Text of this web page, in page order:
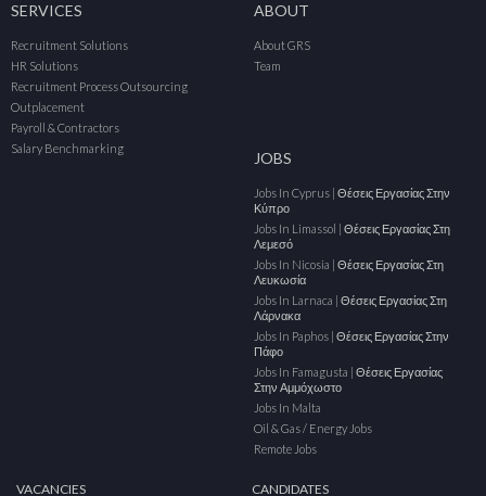
SERVICES
Recruitment Solutions
HR Solutions
Recruitment Process Outsourcing
Outplacement
Payroll & Contractors
Salary Benchmarking
ABOUT
About GRS
Team
JOBS
Jobs In Cyprus | Θέσεις Εργασίας Στην
Κύπρο
Jobs In Limassol | Θέσεις Εργασίας Στη
Λεμεσό
Jobs In Nicosia | Θέσεις Εργασίας Στη
Λευκωσία
Jobs In Larnaca | Θέσεις Εργασίας Στη
Λάρνακα
Jobs In Paphos | Θέσεις Εργασίας Στην
Πάφο
Jobs In Famagusta | Θέσεις Εργασίας
Στην Αμμόχωστο
Jobs In Malta
Oil & Gas / Energy Jobs
Remote Jobs
VACANCIES CANDIDATES